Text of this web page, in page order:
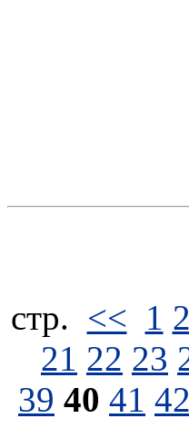
стp. << 1 2
21 22 23
39 40 41 42